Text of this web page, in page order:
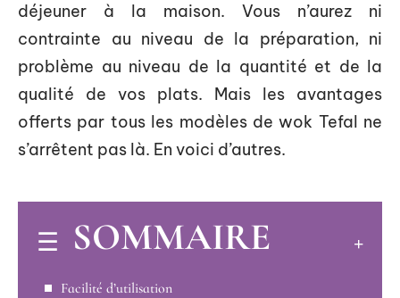
déjeuner à la maison. Vous n’aurez ni
contrainte au niveau de la préparation, ni
problème au niveau de la quantité et de la
qualité de vos plats. Mais les avantages
offerts par tous les modèles de wok Tefal ne
s’arrêtent pas là. En voici d’autres.
SOMMAIRE
Facilité d’utilisation